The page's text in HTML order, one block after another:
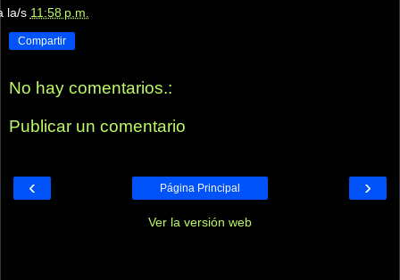
la/s 11:58 p.m.
Compartir
No hay comentarios.:
Publicar un comentario
‹ ›
Página Principal
Ver la versión web